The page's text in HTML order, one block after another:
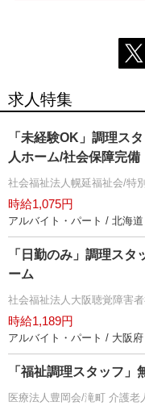
求人特集
「未経験OK」調理ス
人ホーム/社会保障完備
社会福祉法人幌延福祉会/特
時給1,075円
アルバイト・パート / 北海道
「日勤のみ」調理ス
ーム
社会福祉法人大阪聴覚障害
時給1,189円
アルバイト・パート / 大阪府
「福祉調理スタッフ
医療法人豊岡会/滝町 介護老